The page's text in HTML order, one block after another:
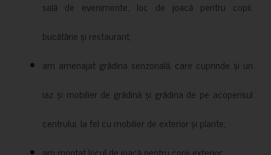
sală de evenimente, loc de joacă pentru copii,
bucătărie și restaurant;
am amenajat grădina senzorială, care cuprinde și un
iaz și mobilier de grădină și grădina de pe acoperisul
centrului, la fel cu mobilier de exterior și plante;